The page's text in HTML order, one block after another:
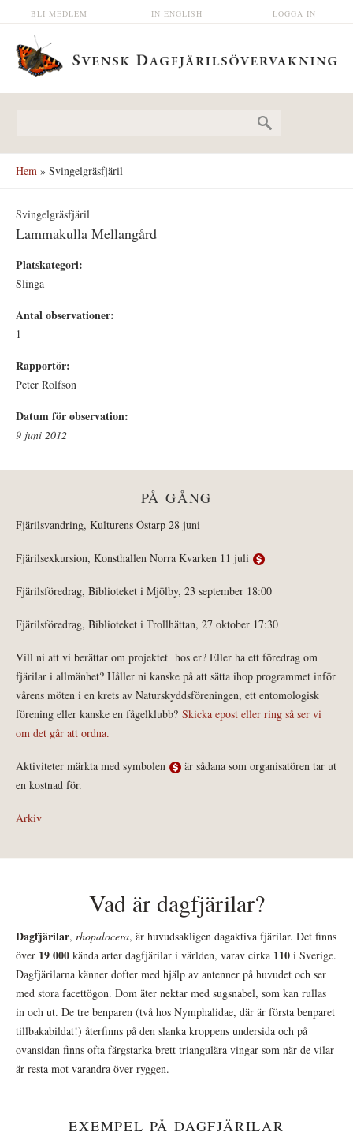
Hoppa till huvudinnehåll LOGGA IN
IN ENGLISH
BLI MEDLEM
Hem » Svingelgräsfjäril
Svingelgräsfjäril
Lammakulla Mellangård
Platskategori:
Slinga
Antal observationer:
1
Rapportör:
Peter Rolfson
Datum för observation:
9 juni 2012
PÅ GÅNG
Fjärilsvandring, Kulturens Östarp 28 juni
Fjärilsexkursion, Konsthallen Norra Kvarken 11 juli
Fjärilsföredrag, Biblioteket i Mjölby, 23 september 18:00
Fjärilsföredrag, Biblioteket i Trollhättan, 27 oktober 17:30
Vill ni att vi berättar om projektet hos er? Eller ha ett föredrag om
fjärilar i allmänhet? Håller ni kanske på att sätta ihop programmet inför
vårens möten i en krets av Naturskyddsföreningen, ett entomologisk
förening eller kanske en fågelklubb? Skicka epost eller ring så ser vi
om det går att ordna.
Aktiviteter märkta med symbolen
är sådana som organisatören tar ut
en kostnad för.
Arkiv
Vad är dagfjärilar?
Dagfjärilar, rhopalocera, är huvudsakligen dagaktiva fjärilar. Det finns
över 19 000 kända arter dagfjärilar i världen, varav cirka 110 i Sverige.
Dagfjärilarna känner dofter med hjälp av antenner på huvudet och ser
med stora facettögon. Dom äter nektar med sugsnabel, som kan rullas
in och ut. De tre benparen (två hos Nymphalidae, där är första benparet
tillbakabildat!) återfinns på den slanka kroppens undersida och på
ovansidan finns ofta färgstarka brett triangulära vingar som när de vilar
är resta mot varandra över ryggen.
EXEMPEL PÅ DAGFJÄRILAR